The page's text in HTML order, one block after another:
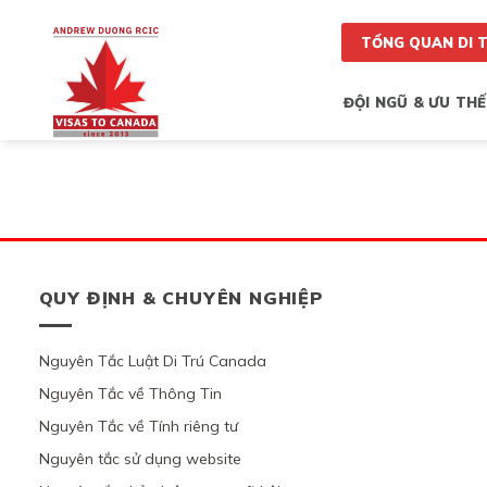
TỔNG QUAN DI
ĐỘI NGŨ & ƯU THẾ
QUY ĐỊNH & CHUYÊN NGHIỆP
Nguyên Tắc Luật Di Trú Canada
Nguyên Tắc về Thông Tin
Nguyên Tắc về Tính riêng tư
Nguyên tắc sử dụng website